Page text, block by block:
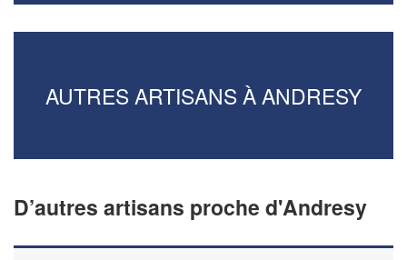
AUTRES ARTISANS À ANDRESY
D’autres artisans proche d'Andresy